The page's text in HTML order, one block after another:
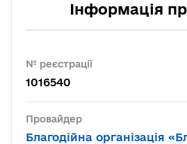
Інформація
№ реєстрації
1016540
Провайдер
Благодійна організація